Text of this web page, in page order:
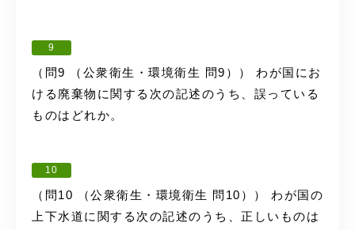
9
（問9 （公衆衛生・環境衛生 問9）） わが国にお
ける廃棄物に関する次の記述のうち、誤っている
ものはどれか。
10
（問10 （公衆衛生・環境衛生 問10）） わが国の
上下水道に関する次の記述のうち、正しいものは